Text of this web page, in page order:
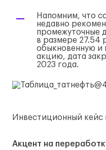
Напомним, что
недавно
промежуточные
в размере 27.54
обыкновенную и
акцию, дата
2023 года.
Инвестиционный кейс
Акцент на